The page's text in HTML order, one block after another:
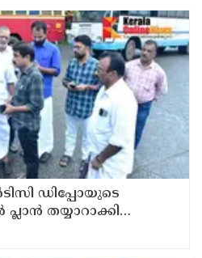
ഡിപ്പോയുടെ
തയ്യാറാക്കി
മോഹനൻ എം എൽ എ